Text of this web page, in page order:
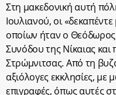
Στη μακεδονική αυτή
Ιουλιανού, οι
οποίων ήταν ο
Συνόδου της Νίκαιας
Στρώμνιτσας. Από τη
αξιόλογες εκκλησίες, με
επιγραφές, όπως αυτές